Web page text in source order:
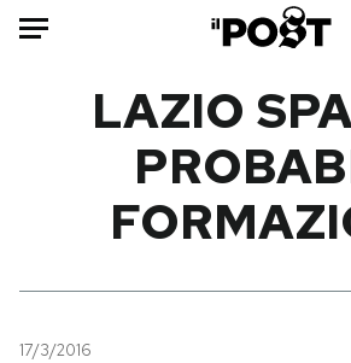
Mondo
Internet
Moda
Libri
LAZIO
17/3/2016